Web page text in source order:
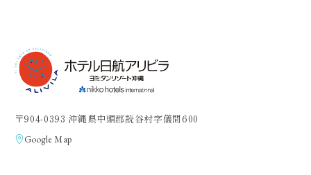
〒904-0393 沖縄県中頭郡読谷村字儀間600
Google Map